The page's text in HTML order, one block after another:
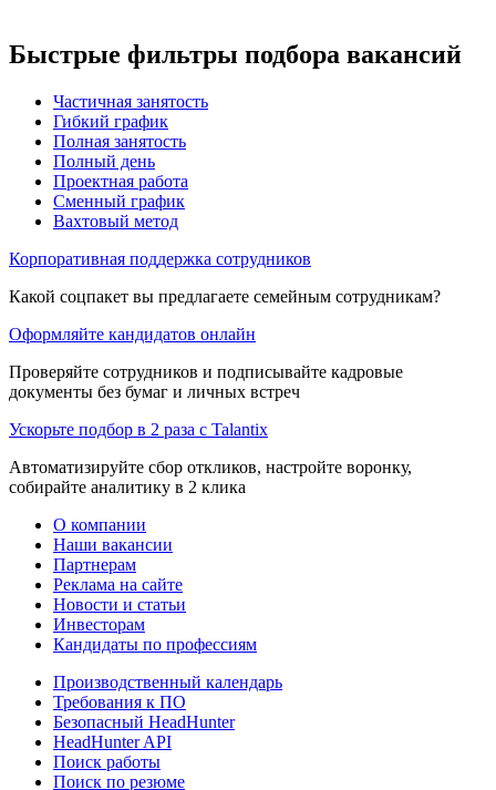
Быстрые фильтры подбора вакансий
Частичная занятость
Гибкий график
Полная занятость
Полный день
Проектная работа
Сменный график
Вахтовый метод
Корпоративная поддержка сотрудников
Какой соцпакет вы предлагаете семейным сотрудникам?
Оформляйте кандидатов онлайн
Проверяйте сотрудников и подписывайте кадровые
документы без бумаг и личных встреч
Ускорьте подбор в 2 раза с Talantix
Автоматизируйте сбор откликов, настройте воронку,
собирайте аналитику в 2 клика
О компании
Наши вакансии
Партнерам
Реклама на сайте
Новости и статьи
Инвесторам
Кандидаты по профессиям
Производственный календарь
Требования к ПО
Безопасный HeadHunter
HeadHunter API
Поиск работы
Поиск по резюме